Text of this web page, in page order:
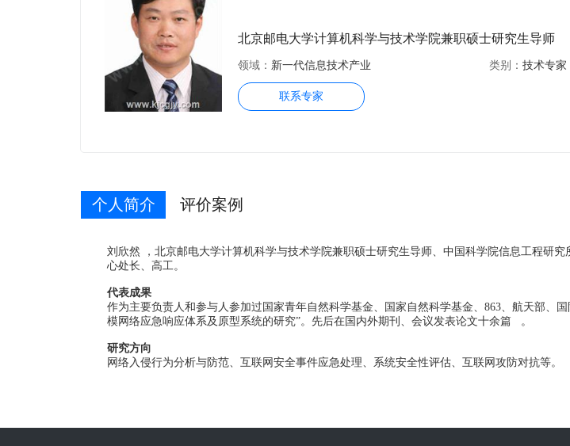
北京邮电大学计算机科学与技术学院兼职硕士研究生导师
领域： 新一代信息技术产业 类别： 技术专家
联系专家
个人简介 评价案例
刘欣然 ，北京邮电大学计算机科学与技术学院兼职硕士研究生导师、中国科学院信息工程研
心处长、高工。
代表成果
作为主要负责人和参与人参加过国家青年自然科学基金、国家自然科学基金、863、航天部、
模网络应急响应体系及原型系统的研究”。先后在国内外期刊、会议发表论文十余篇 。
研究方向
网络入侵行为分析与防范、互联网安全事件应急处理、系统安全性评估、互联网攻防对抗等。